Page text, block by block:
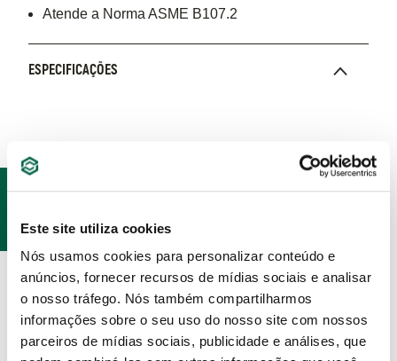
Este site utiliza cookies
Nós usamos cookies para personalizar conteúdo e
anúncios, fornecer recursos de mídias sociais e analisar
o nosso tráfego. Nós também compartilharmos
informações sobre o seu uso do nosso site com nossos
parceiros de mídias sociais, publicidade e análises, que
Atende a Norma ASME B107.2
ESPECIFICAÇÕES
PRODUTOS
RELACIONADOS